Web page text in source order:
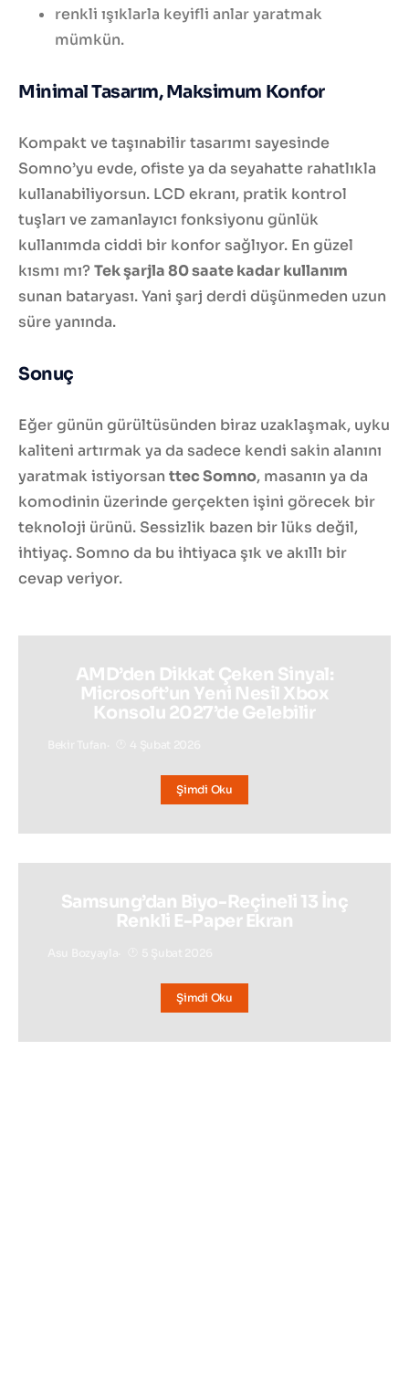
renkli ışıklarla keyifli anlar yaratmak
mümkün.
Minimal Tasarım, Maksimum Konfor
Kompakt ve taşınabilir tasarımı sayesinde
Somno’yu evde, ofiste ya da seyahatte rahatlıkla
kullanabiliyorsun. LCD ekranı, pratik kontrol
tuşları ve zamanlayıcı fonksiyonu günlük
kullanımda ciddi bir konfor sağlıyor. En güzel
kısmı mı?Tek şarjla 80 saate kadar kullanım
sunan bataryası. Yani şarj derdi düşünmeden uzun
süre yanında.
Sonuç
Eğer günün gürültüsünden biraz uzaklaşmak, uyku
kaliteni artırmak ya da sadece kendi sakin alanını
yaratmak istiyorsan ttec Somno, masanın ya da
komodinin üzerinde gerçekten işini görecek bir
teknoloji ürünü. Sessizlik bazen bir lüks değil,
ihtiyaç. Somno da bu ihtiyaca şık ve akıllı bir
cevap veriyor.
AMD’den Dikkat Çeken Sinyal:
Microsoft’un Yeni Nesil Xbox
Konsolu 2027’de Gelebilir
Şimdi Oku
Samsung’dan Biyo-Reçineli 13 İnç
Renkli E-Paper Ekran
Şimdi Oku